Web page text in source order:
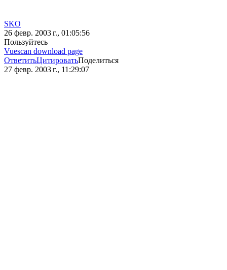
SKO
26 февр. 2003 г., 01:05:56
Пользуйтесь
Vuescan download page
ОтветитьЦитироватьПоделиться
27 февр. 2003 г., 11:29:07